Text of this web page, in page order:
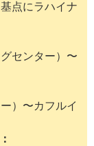
点にラハイナ
センター）〜
）〜カフルイ